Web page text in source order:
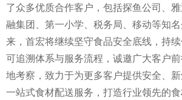
了众多优质合作客户，包括探鱼公司、
融集团、第一小学、税务局、移动等知
来，首宏将继续坚守食品安全底线，持续
可追溯体系与服务流程，诚邀广大客户
地考察，致力于为更多客户提供安全、
一站式食材配送服务，打造行业领先的食